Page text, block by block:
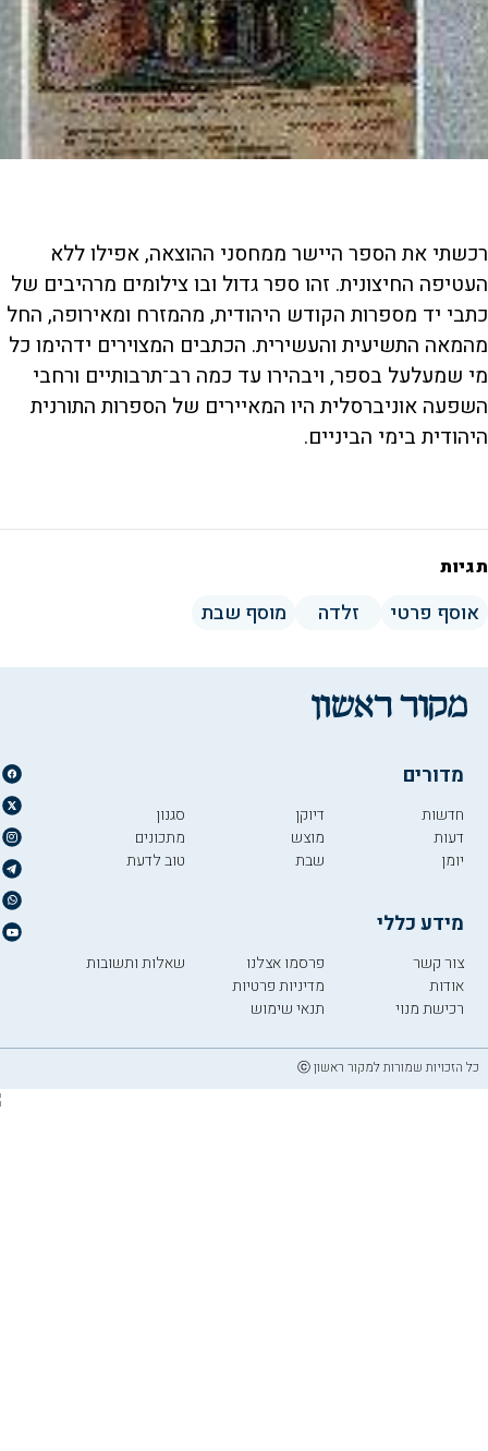
רכשתי את הספר היישר ממחסני ההוצאה, אפילו ללא
העטיפה החיצונית. זהו ספר גדול ובו צילומים מרהיבים של
כתבי יד מספרות הקודש היהודית, מהמזרח ומאירופה, החל
מהמאה התשיעית והעשירית. הכתבים המצוירים ידהימו כל
מי שמעלעל בספר, ויבהירו עד כמה רב־תרבותיים ורחבי
השפעה אוניברסלית היו המאיירים של הספרות התורנית
היהודית בימי הביניים.
תגיות
אוסף פרטי זלדה מוסף שבת
מדורים
חדשות
דעות
יומן
דיוקן
מוצש
שבת
סגנון
מתכונים
טוב לדעת
מידע כללי
צור קשר
אודות
רכישת מנוי
פרסמו אצלנו
מדיניות פרטיות
תנאי שימוש
שאלות ותשובות
כל הזכויות שמורות למקור ראשון ⓒ